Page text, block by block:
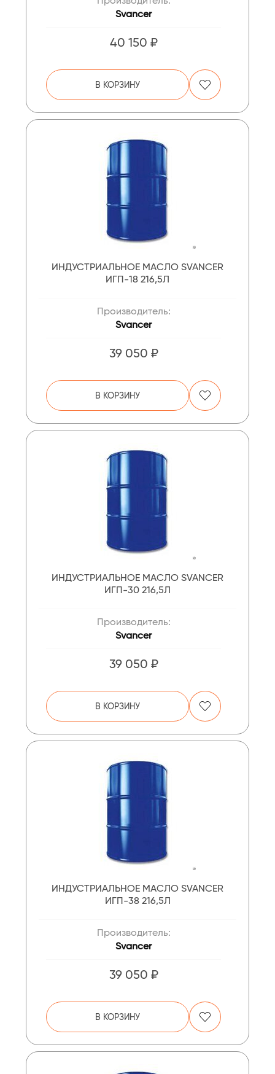
Svancer
40 150 ₽
В КОРЗИНУ
ИНДУСТРИАЛЬНОЕ МАСЛО SVANCER
ИГП-18 216,5Л
Производитель:
Svancer
39 050 ₽
В КОРЗИНУ
ИНДУСТРИАЛЬНОЕ МАСЛО SVANCER
ИГП-30 216,5Л
Производитель:
Svancer
39 050 ₽
В КОРЗИНУ
ИНДУСТРИАЛЬНОЕ МАСЛО SVANCER
ИГП-38 216,5Л
Производитель:
Svancer
39 050 ₽
В КОРЗИНУ